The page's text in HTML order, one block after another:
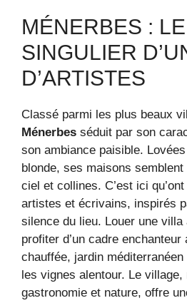
MÉNERBES :
SINGULIER
D’ARTISTES
Classé parmi les plus beaux
Ménerbes séduit par son
son ambiance paisible.
blonde, ses maisons
ciel et collines. C’est ici
artistes et écrivains, inspirés
silence du lieu. Louer une villa
profiter d’un cadre
chauffée, jardin
les vignes alentour. Le village,
gastronomie et nature, offre